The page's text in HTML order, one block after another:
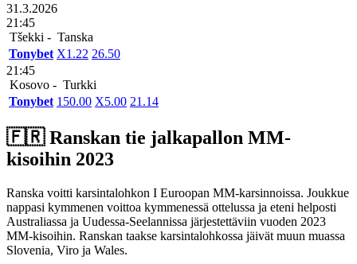
31.3.2026
21:45
Tšekki - Tanska
Tonybet X1.22 26.50
21:45
Kosovo - Turkki
Tonybet 1 50.00 X5.00 21.14
🇫🇷​ Ranskan tie jalkapallon MM-
kisoihin 2023
Ranska voitti karsintalohkon I Euroopan MM-karsinnoissa. Joukkue
nappasi kymmenen voittoa kymmenessä ottelussa ja eteni helposti
Australiassa ja Uudessa-Seelannissa järjestettäviin vuoden 2023
MM-kisoihin. Ranskan taakse karsintalohkossa jäivät muun muassa
Slovenia, Viro ja Wales.